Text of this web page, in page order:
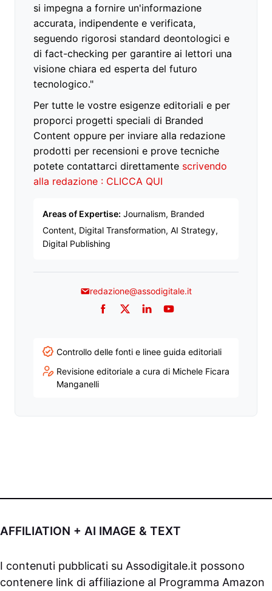
si impegna a fornire un'informazione
accurata, indipendente e verificata,
seguendo rigorosi standard deontologici e
di fact-checking per garantire ai lettori una
visione chiara ed esperta del futuro
tecnologico."
Per tutte le vostre esigenze editoriali e per
proporci progetti speciali di Branded
Content oppure per inviare alla redazione
prodotti per recensioni e prove tecniche
potete contattarci direttamente scrivendo
alla redazione : CLICCA QUI
Areas of Expertise: Journalism, Branded
Content, Digital Transformation, AI Strategy,
Digital Publishing
redazione@assodigitale.it
Facebook
TwitterLinkedInYouTube
Controllo delle fonti e linee guida editoriali
Revisione editoriale a cura di Michele Ficara
Manganelli
AFFILIATION + AI IMAGE & TEXT
I contenuti pubblicati su Assodigitale.it possono
contenere link di affiliazione al Programma Amazon